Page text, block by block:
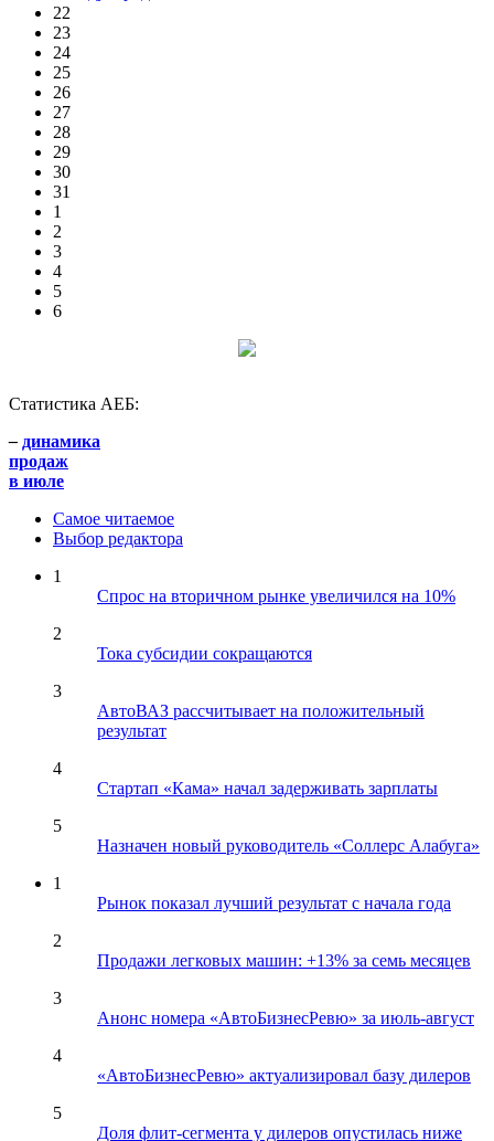
22
23
24
25
26
27
28
29
30
31
1
2
3
4
5
6
Статистика АЕБ:
– динамика
продаж
в июле
Самое читаемое
Выбор редактора
1
Спрос на вторичном рынке увеличился на 10%
2
Тока субсидии сокращаются
3
АвтоВАЗ рассчитывает на положительный
результат
4
Стартап «Кама» начал задерживать зарплаты
5
Назначен новый руководитель «Соллерс Алабуга»
1
Рынок показал лучший результат с начала года
2
Продажи легковых машин: +13% за семь месяцев
3
Анонс номера «АвтоБизнесРевю» за июль-август
4
«АвтоБизнесРевю» актуализировал базу дилеров
5
Доля флит-сегмента у дилеров опустилась ниже